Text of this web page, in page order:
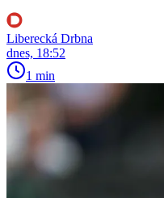
Liberecká Drbna
dnes, 18:52
1 min